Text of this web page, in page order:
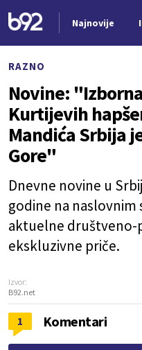
Najnovije
RAZNO
Novine:
Kurtijevih
Mandića Srbija
Gore"
Dnevne novine u
godine na
aktuelne društveno-
ekskluzivne priče.
Izvor:
B92.net
1 Komentari